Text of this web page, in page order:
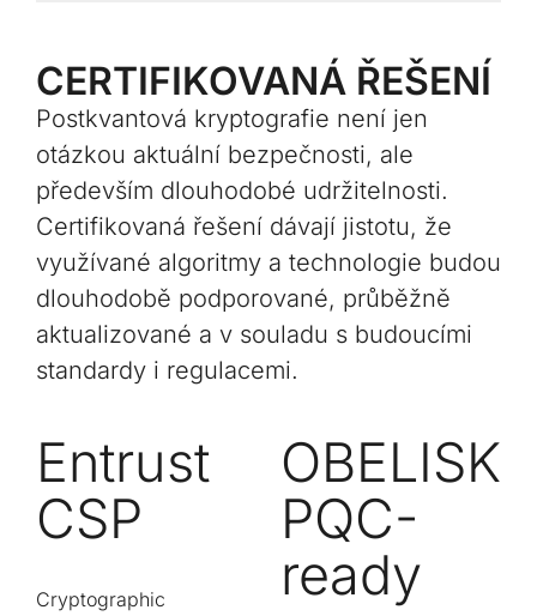
CERTIFIKOVANÁ ŘEŠENÍ
Postkvantová kryptografie není jen
otázkou aktuální bezpečnosti, ale
především dlouhodobé udržitelnosti.
Certifikovaná řešení dávají jistotu, že
využívané algoritmy a technologie budou
dlouhodobě podporované, průběžně
aktualizované a v souladu s budoucími
standardy i regulacemi.
Entrust
CSP
Cryptographic
OBELISK
PQC-
ready